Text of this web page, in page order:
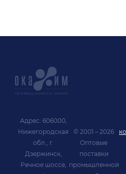
Адрес: 606000,
Нижегородская
обл., г.
Дзержинск,
Речное шоссе,
© 2001 – 2026
Оптовые
поставки
промышленной